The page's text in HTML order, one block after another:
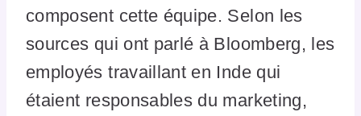
composent cette équipe. Selon les
sources qui ont parlé à Bloomberg, les
employés travaillant en Inde qui
étaient responsables du marketing,